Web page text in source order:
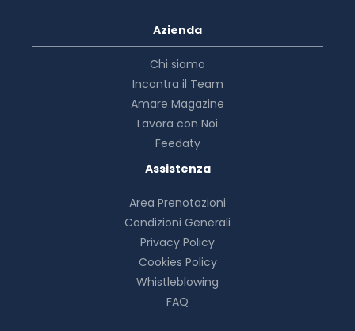
Azienda
Chi siamo
Incontra il Team
Amare Magazine
Lavora con Noi
Feedaty
Assistenza
Area Prenotazioni
Condizioni Generali
Privacy Policy
Cookies Policy
Whistleblowing
FAQ